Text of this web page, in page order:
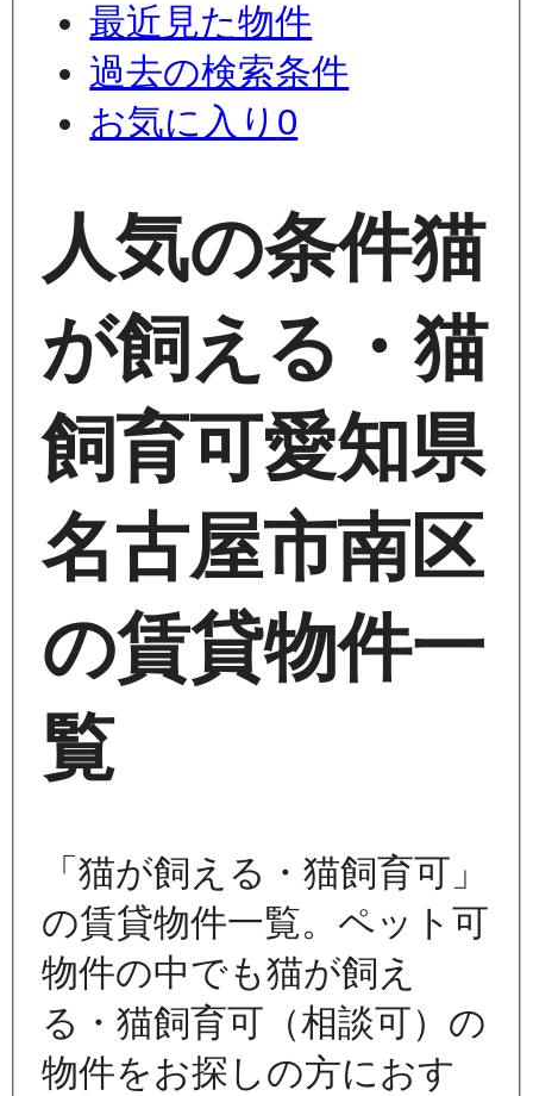
最近見た物件
過去の検索条件
お気に入り 0
人気の条件猫
が飼える・猫
飼育可愛知県
名古屋市南区
の賃貸物件一
覧
「猫が飼える・猫飼育可」
の賃貸物件一覧。ペット可
物件の中でも猫が飼え
る・猫飼育可（相談可）の
物件をお探しの方におす